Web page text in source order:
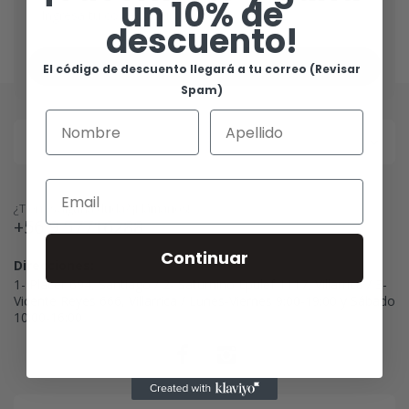
Suscribirse
¿Tienes alguna duda? ¡Llámanos!
+56 9 57716288
Direcciones:
1- Placer 694, Santiago / 2- Saturnino Epulef 1117, Villarrica / 3-
Vicente Reyes 666, Villarrica / Lunes-Viernes 9:00-19:00 y Sábado
10:00-16:00
un 10% de
descuento!
El código de descuento llegará a tu correo (Revisar
Spam)
Continuar